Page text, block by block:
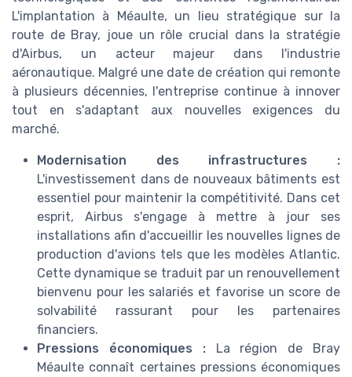
L'implantation à Méaulte, un lieu stratégique sur la
route de Bray, joue un rôle crucial dans la stratégie
d'Airbus, un acteur majeur dans l'industrie
aéronautique. Malgré une date de création qui remonte
à plusieurs décennies, l'entreprise continue à innover
tout en s'adaptant aux nouvelles exigences du
marché.
Modernisation des infrastructures :
L'investissement dans de nouveaux bâtiments est
essentiel pour maintenir la compétitivité. Dans cet
esprit, Airbus s'engage à mettre à jour ses
installations afin d'accueillir les nouvelles lignes de
production d'avions tels que les modèles Atlantic.
Cette dynamique se traduit par un renouvellement
bienvenu pour les salariés et favorise un score de
solvabilité rassurant pour les partenaires
financiers.
Pressions économiques :La région de Bray
Méaulte connaît certaines pressions économiques